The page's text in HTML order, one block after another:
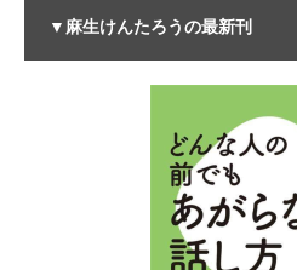
▼麻生けんたろうの最新刊